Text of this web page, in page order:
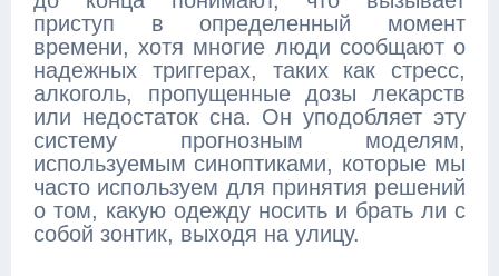
приступ в определенный момент
времени, хотя многие люди сообщают о
надежных триггерах, таких как стресс,
алкоголь, пропущенные дозы лекарств
или недостаток сна. Он уподобляет эту
систему прогнозным моделям,
используемым синоптиками, которые мы
часто используем для принятия решений
о том, какую одежду носить и брать ли с
собой зонтик, выходя на улицу.